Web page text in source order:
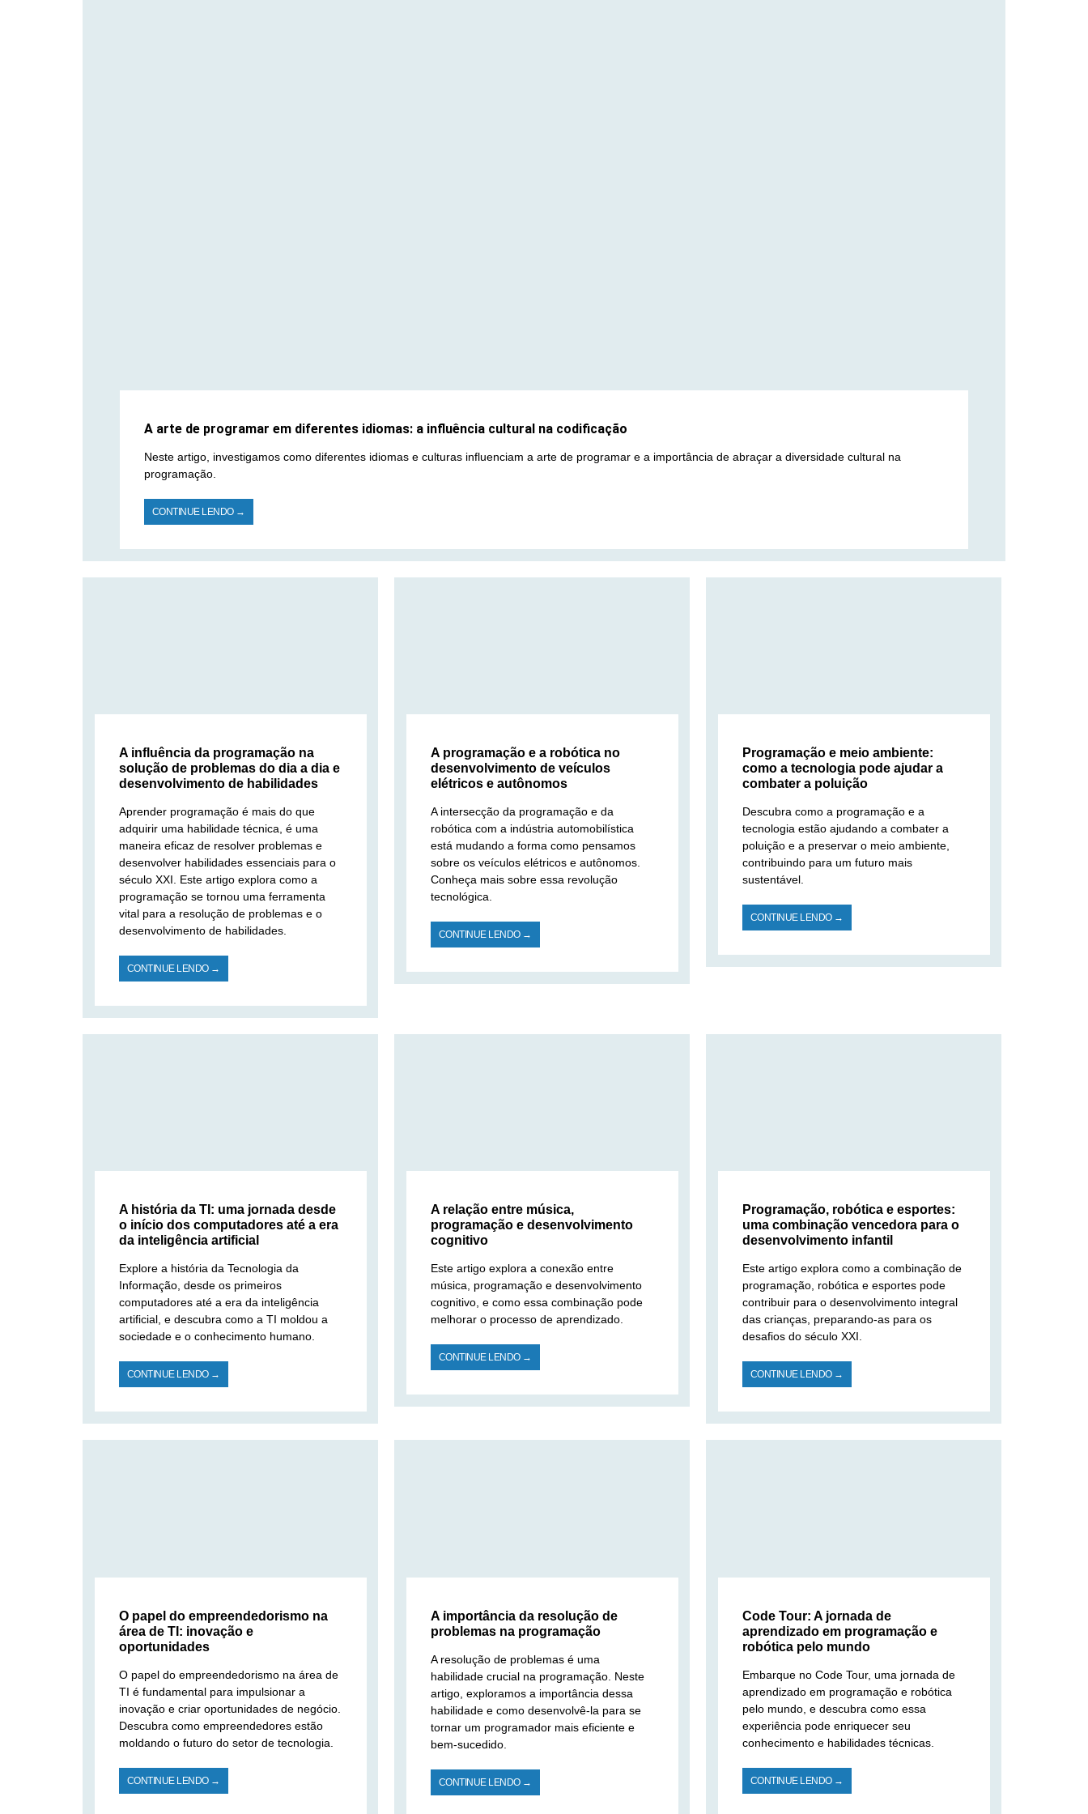
A arte de programar em diferentes idiomas: a influência cultural na codificação
Neste artigo, investigamos como diferentes idiomas e culturas influenciam a arte de programar e a importância de abraçar a diversidade cultural na
programação.
CONTINUE LENDO →
A influência da programação na
solução de problemas do dia a dia e
desenvolvimento de habilidades
Aprender programação é mais do que
adquirir uma habilidade técnica, é uma
maneira eficaz de resolver problemas e
desenvolver habilidades essenciais para o
século XXI. Este artigo explora como a
programação se tornou uma ferramenta
vital para a resolução de problemas e o
desenvolvimento de habilidades.
CONTINUE LENDO →
A programação e a robótica no
desenvolvimento de veículos
elétricos e autônomos
A intersecção da programação e da
robótica com a indústria automobilística
está mudando a forma como pensamos
sobre os veículos elétricos e autônomos.
Conheça mais sobre essa revolução
tecnológica.
CONTINUE LENDO →
Programação e meio ambiente:
como a tecnologia pode ajudar a
combater a poluição
Descubra como a programação e a
tecnologia estão ajudando a combater a
poluição e a preservar o meio ambiente,
contribuindo para um futuro mais
sustentável.
CONTINUE LENDO →
A história da TI: uma jornada desde
o início dos computadores até a era
da inteligência artificial
Explore a história da Tecnologia da
Informação, desde os primeiros
computadores até a era da inteligência
artificial, e descubra como a TI moldou a
sociedade e o conhecimento humano.
CONTINUE LENDO →
A relação entre música,
programação e desenvolvimento
cognitivo
Este artigo explora a conexão entre
música, programação e desenvolvimento
cognitivo, e como essa combinação pode
melhorar o processo de aprendizado.
CONTINUE LENDO →
Programação, robótica e esportes:
uma combinação vencedora para o
desenvolvimento infantil
Este artigo explora como a combinação de
programação, robótica e esportes pode
contribuir para o desenvolvimento integral
das crianças, preparando-as para os
desafios do século XXI.
CONTINUE LENDO →
O papel do empreendedorismo na
área de TI: inovação e
oportunidades
O papel do empreendedorismo na área de
TI é fundamental para impulsionar a
inovação e criar oportunidades de negócio.
Descubra como empreendedores estão
moldando o futuro do setor de tecnologia.
CONTINUE LENDO →
A importância da resolução de
problemas na programação
A resolução de problemas é uma
habilidade crucial na programação. Neste
artigo, exploramos a importância dessa
habilidade e como desenvolvê-la para se
tornar um programador mais eficiente e
bem-sucedido.
CONTINUE LENDO →
Code Tour: A jornada de
aprendizado em programação e
robótica pelo mundo
Embarque no Code Tour, uma jornada de
aprendizado em programação e robótica
pelo mundo, e descubra como essa
experiência pode enriquecer seu
conhecimento e habilidades técnicas.
CONTINUE LENDO →